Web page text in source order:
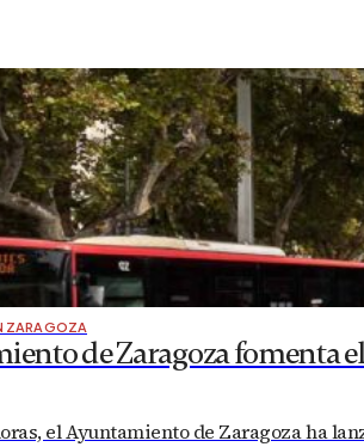
ZARAGOZA
de Zaragoza fomenta
el Ayuntamiento de Zaragoza ha